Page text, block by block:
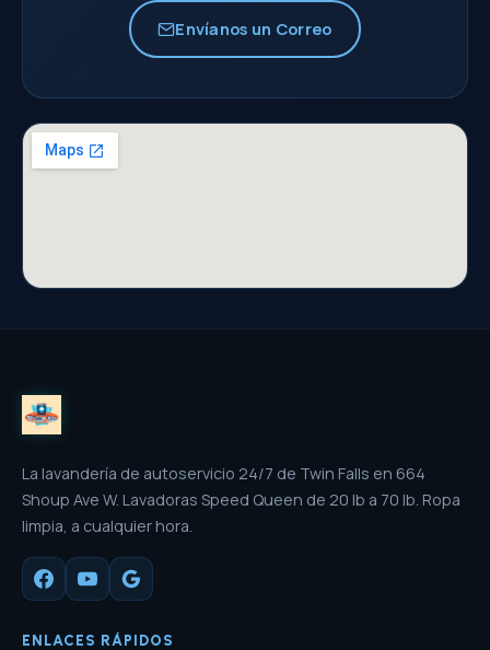
Envíanos un Correo
La lavandería de autoservicio 24/7 de Twin Falls en 664
Shoup Ave W. Lavadoras Speed Queen de 20 lb a 70 lb. Ropa
limpia, a cualquier hora.
ENLACES RÁPIDOS